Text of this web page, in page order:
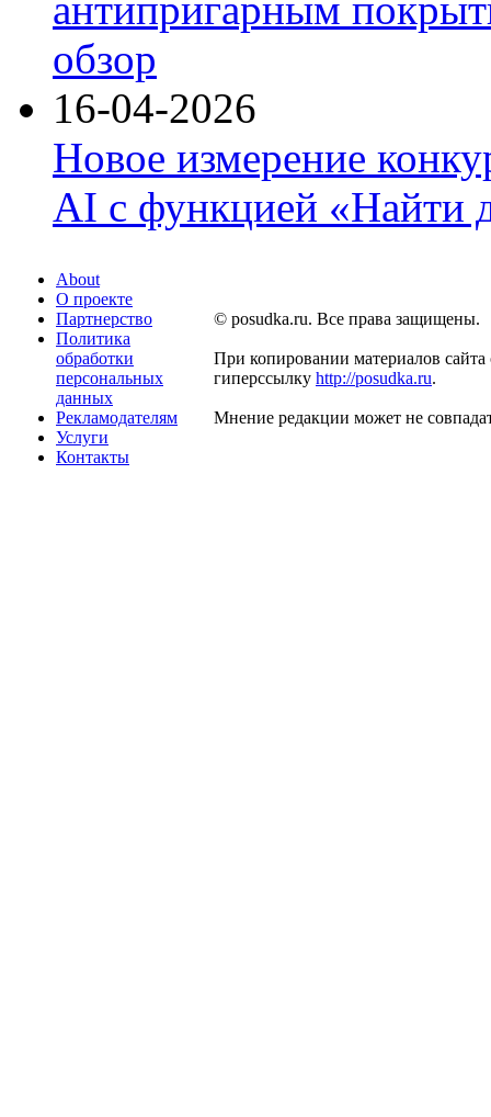
обзор
16-04-2026
Новое измерение
AI с функцией «Найти
About
О проекте
Партнерство
Политика
обработки
персональных
данных
Рекламодателям
Услуги
Контакты
© posudka.ru. Все права защищены.
При копировании материалов сайта
гиперссылку http://posudka.ru.
Мнение редакции может не